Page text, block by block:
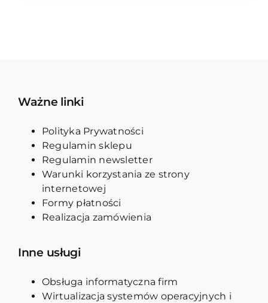
Ważne linki
Polityka Prywatności
Regulamin sklepu
Regulamin newsletter
Warunki korzystania ze strony
internetowej
Formy płatności
Realizacja zamówienia
Inne usługi
Obsługa informatyczna firm
Wirtualizacja systemów operacyjnych i